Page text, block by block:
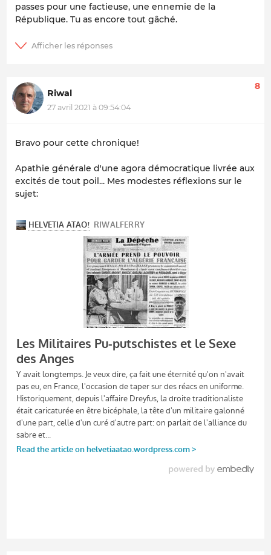
passes pour une factieuse, une ennemie de la
République. Tu as encore tout gâché.
Riwal
27 avril 2021 à 09:54:04
8
Bravo pour cette chronique!
Apathie générale d'une agora démocratique livrée aux
excités de tout poil... Mes modestes réflexions sur le
sujet: